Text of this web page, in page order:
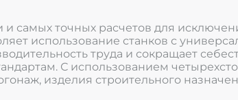
самых точных расчетов для
использование станков с
труда и сокращает
С использованием
изделия строительного